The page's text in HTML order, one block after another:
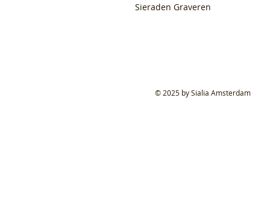
Sieraden Graveren
© 2025 by Sialia Amsterdam